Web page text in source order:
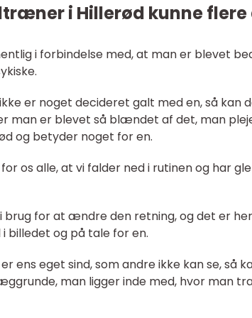
i Hillerød kunne
i forbindelse med, at man er blevet
er noget decideret galt med en, så kan
man er blevet så blændet af det, man
og betyder noget for en.
os alle, at vi falder ned i rutinen og har
brug for at ændre den retning, og det er
billedet og på tale for en.
ens eget sind, som andre ikke kan se, så
man ligger inde med, hvor man